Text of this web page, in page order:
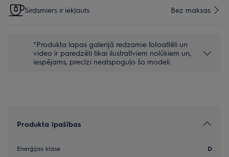
Sirdsmiers ir iekļauts Bez maksas
*Produkta lapas galerijā redzamie fotoattēli un
video ir paredzēti tikai ilustratīviem nolūkiem un,
iespējams, precīzi neatspoguļo šo modeli.
Produkta īpašības
Enerģijas klase D